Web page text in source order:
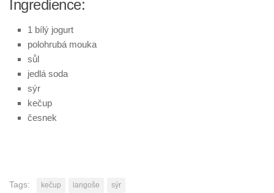
Ingredience:
1 bílý jogurt
polohrubá mouka
sůl
jedlá soda
sýr
kečup
česnek
Tags: kečup langoše sýr